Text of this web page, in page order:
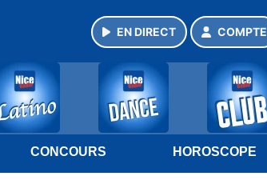
EN DIRECT COMPTE
CONCOURS HOROSCOPE